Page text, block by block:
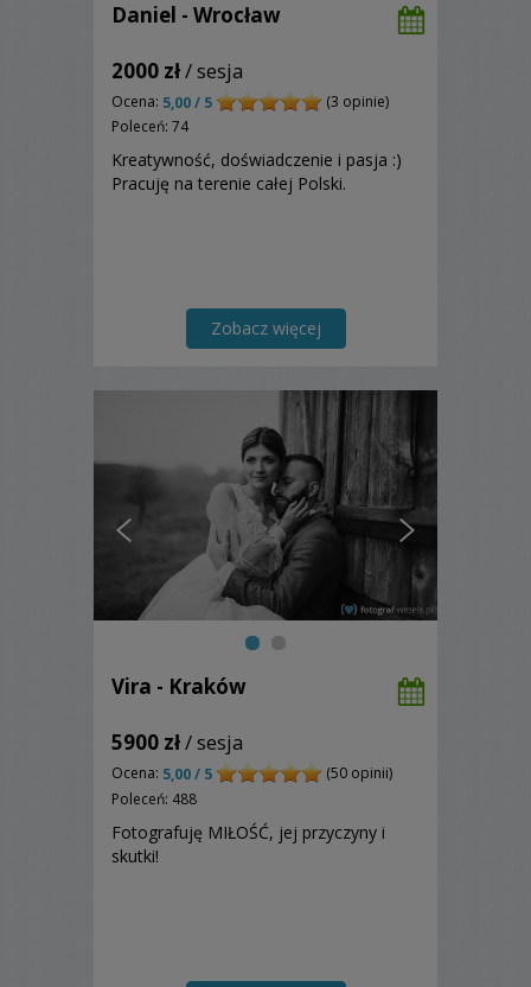
Daniel - Wrocław
2000 zł/ sesja
Ocena: 5,00 / 5
(3 opinie)
Poleceń: 74
Kreatywność, doświadczenie i pasja :)
Pracuję na terenie całej Polski.
Zobacz więcej
Vira - Kraków
5900 zł/ sesja
Ocena: 5,00 / 5
(50 opinii)
Poleceń: 488
Fotografuję MIŁOŚĆ, jej przyczyny i
skutki!